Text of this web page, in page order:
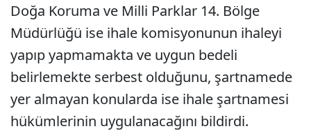
Doğa Koruma ve Milli Parklar 14. Bölge
Müdürlüğü ise ihale komisyonunun ihaleyi
yapıp yapmamakta ve uygun bedeli
belirlemekte serbest olduğunu, şartnamede
yer almayan konularda ise ihale şartnamesi
hükümlerinin uygulanacağını bildirdi.